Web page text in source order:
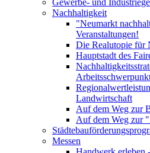
Gewerbe- und
Nachhaltigkeit
"Neumarkt
Veranstaltungen!
Die Realutopie für
Hauptstadt des
Landwirtschaft
Auf dem Weg zur
Auf dem Weg zur
Messen